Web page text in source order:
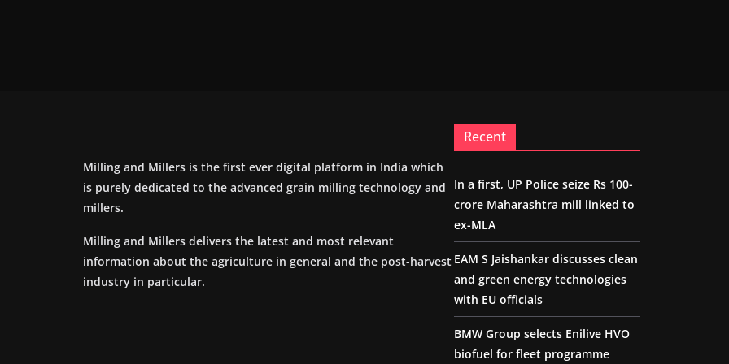
Milling and Millers is the first ever digital platform in India which
is purely dedicated to the advanced grain milling technology and
millers.
Milling and Millers delivers the latest and most relevant
information about the agriculture in general and the post-harvest
industry in particular.
Recent
In a first, UP Police seize Rs 100-
crore Maharashtra mill linked to
ex-MLA
EAM S Jaishankar discusses clean
and green energy technologies
with EU officials
BMW Group selects Enilive HVO
biofuel for fleet programme